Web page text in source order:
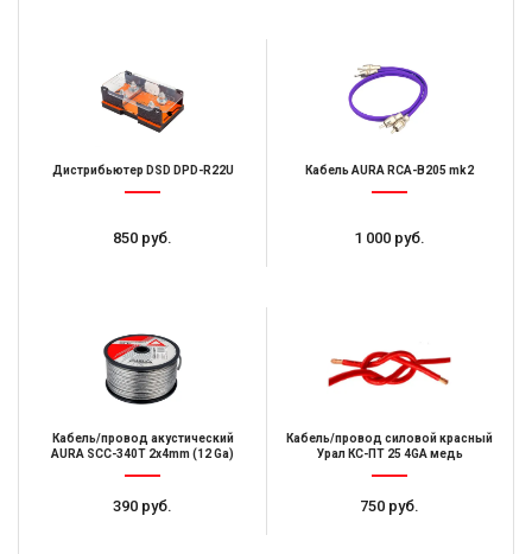
Дистрибьютер DSD DPD-R22U
850 руб.
Кабель AURA RCA-B205 mk2
1 000 руб.
Кабель/провод акустический
AURA SCС-340T 2x4mm (12 Ga)
390 руб.
Кабель/провод силовой красный
Урал КС-ПТ 25 4GA медь
750 руб.